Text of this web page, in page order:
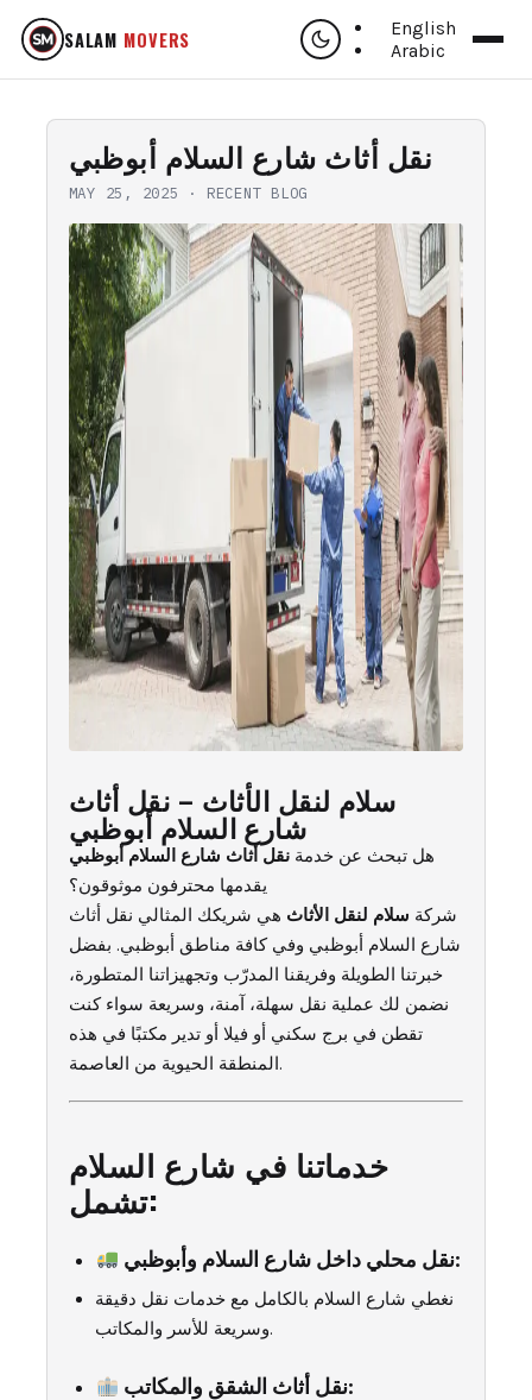
SALAM MOVERS
English
Arabic
نقل أثاث شارع السلام أبوظبي
MAY 25, 2025 · RECENT BLOG
سلام لنقل الأثاث – نقل أثاث
شارع السلام أبوظبي
هل تبحث عن خدمةنقل أثاث شارع السلام أبوظبي
يقدمها محترفون موثوقون؟
شركة سلام لنقل الأثاث هي شريكك المثالي نقل أثاث
شارع السلام أبوظبي وفي كافة مناطق أبوظبي. بفضل
خبرتنا الطويلة وفريقنا المدرّب وتجهيزاتنا المتطورة،
نضمن لك عملية نقل سهلة، آمنة، وسريعة سواء كنت
تقطن في برج سكني أو فيلا أو تدير مكتبًا في هذه
المنطقة الحيوية من العاصمة.
خدماتنا في شارع السلام
تشمل:
نقل محلي داخل شارع السلام وأبوظبي:
نغطي شارع السلام بالكامل مع خدمات نقل دقيقة
وسريعة للأسر والمكاتب.
نقل أثاث الشقق والمكاتب: